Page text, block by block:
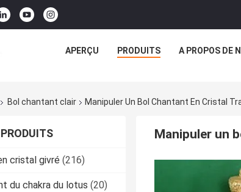
APERÇU PRODUITS A PROPOS DE
Bol chantant clair Manipuler Un Bol Chantant En Cristal
cristal givré (216)
du chakra du lotus (20)
Manipuler un